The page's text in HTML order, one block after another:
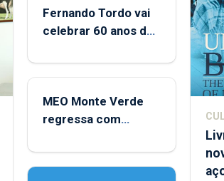
Fernando Tordo vai
celebrar 60 anos de
Micaelense
MEO Monte Verde
regressa com
acessibilidade